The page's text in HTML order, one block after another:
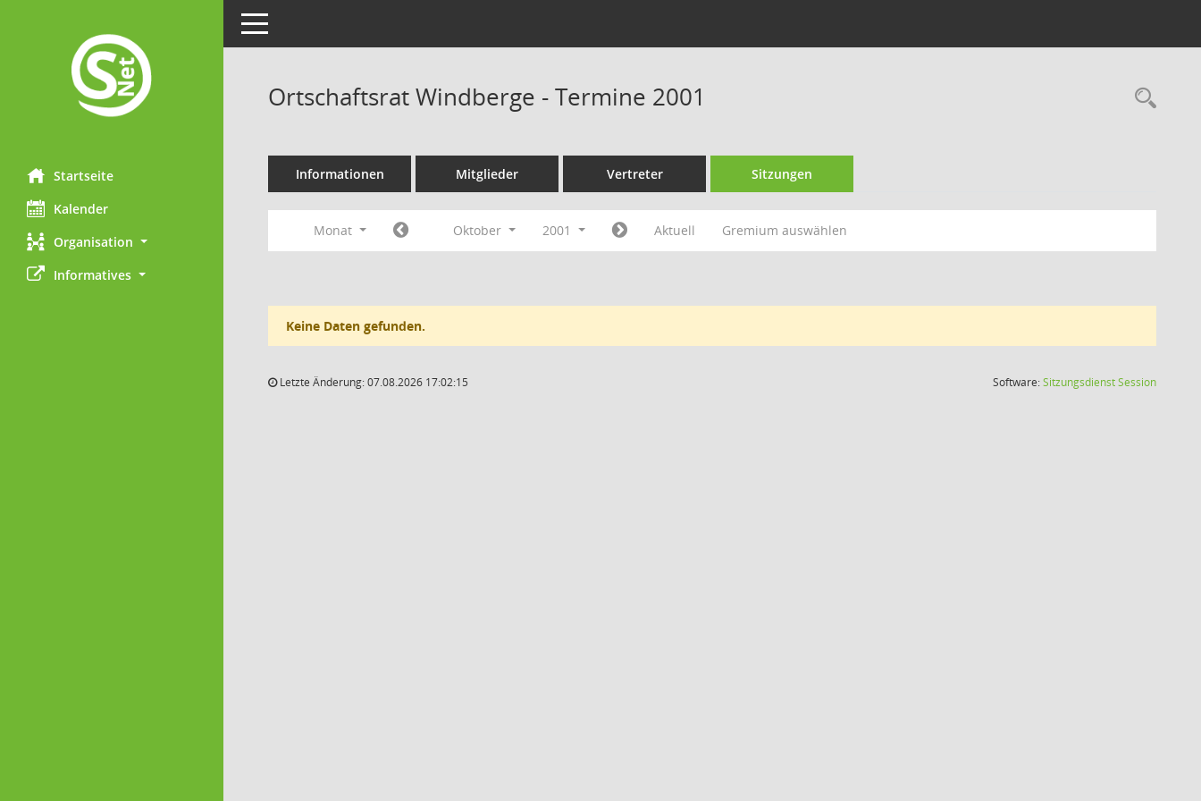
Startseite
Kalender
Organisation
Informatives
Toggle navigation
Ortschaftsrat Windberge - Termine 2001
Informationen Mitglieder Vertreter Sitzungen
Monat Oktober 2001 Aktuell Gremium auswählen
Keine Daten gefunden.
Letzte Änderung: 07.08.2026 17:02:15 Software:SitzungsdienstSession(Wird in